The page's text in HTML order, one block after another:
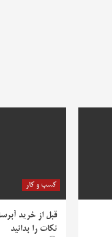
کسب و کار
قبل از خرید
نکات را بدانید